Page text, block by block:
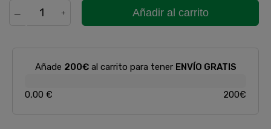
Añadir al carrito
Añade 200€al carrito para tener ENVÍO GRATIS
0,00 € 200€